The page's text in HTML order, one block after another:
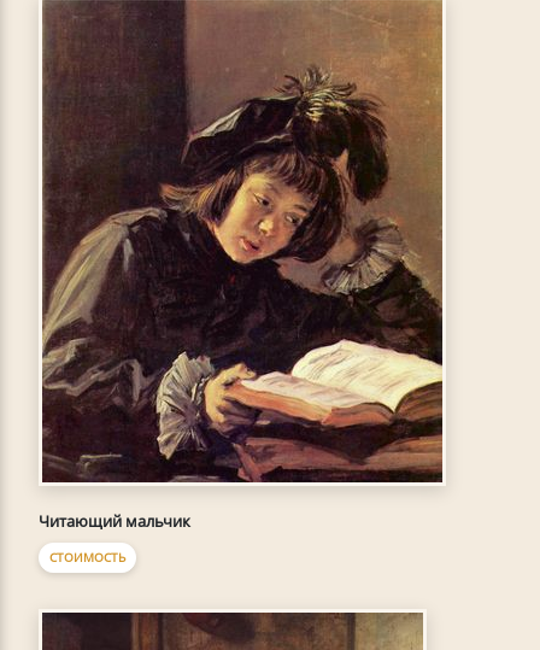
Читающий мальчик
СТОИМОСТЬ